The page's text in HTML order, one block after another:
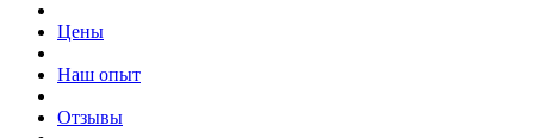
Цены
Наш опыт
Отзывы